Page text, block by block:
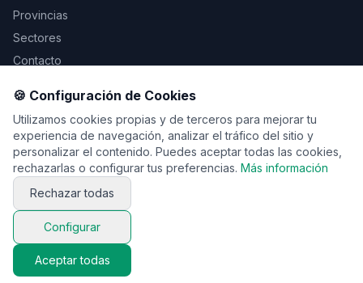
Provincias
Sectores
Contacto
Legal
Aviso Legal
Privacidad
Cookies
© 2026 Vente de viaje. Todos los derechos reservados.
🍪 Configuración de Cookies
Utilizamos cookies propias y de terceros para mejorar tu
experiencia de navegación, analizar el tráfico del sitio y
personalizar el contenido. Puedes aceptar todas las cookies,
rechazarlas o configurar tus preferencias. Más información
Rechazar todas
Configurar
Aceptar todas